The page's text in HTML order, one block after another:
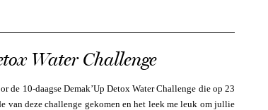
Water Challenge
10-daagse Demak’Up Detox Water Challenge die op 23
van deze challenge gekomen en het leek me leuk om jullie